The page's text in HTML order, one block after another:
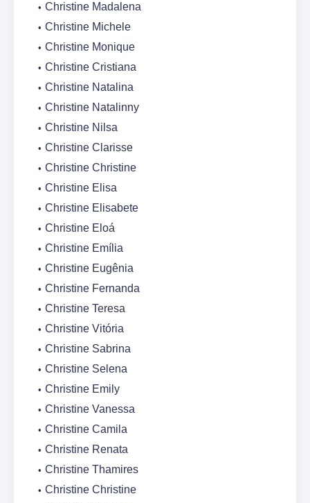
Christine Madalena
Christine Michele
Christine Monique
Christine Cristiana
Christine Natalina
Christine Natalinny
Christine Nilsa
Christine Clarisse
Christine Christine
Christine Elisa
Christine Elisabete
Christine Eloá
Christine Emília
Christine Eugênia
Christine Fernanda
Christine Teresa
Christine Vitória
Christine Sabrina
Christine Selena
Christine Emily
Christine Vanessa
Christine Camila
Christine Renata
Christine Thamires
Christine Christine